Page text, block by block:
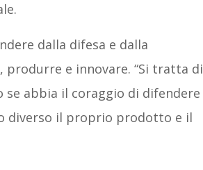
dalla difesa e dalla
produrre e innovare. “Si tratta di
se abbia il coraggio di difendere
diverso il proprio prodotto e il